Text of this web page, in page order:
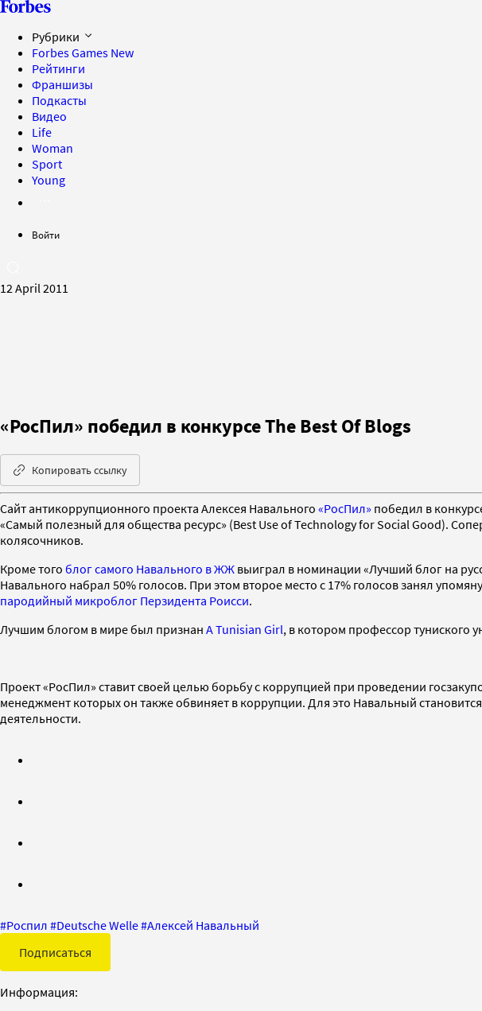
Рубрики
Forbes Games New
Рейтинги
Франшизы
Подкасты
Видео
Life
Woman
Sport
Young
Войти
12 April 2011
«РосПил» победил в конкурсе The Best Of Blogs
Копировать ссылку
Сайт антикоррупционного проекта Алексея Навального «РосПил» победил в
«Самый полезный для общества ресурс» (Best Use of Technology for Social Good).
колясочников.
Кроме того блог самого Навального в ЖЖ выиграл в номинации «Лучший блог на
Навального набрал 50% голосов. При этом второе место с 17% голосов занял
пародийный микроблог Перзидента Роисси.
Лучшим блогом в мире был признан A Tunisian Girl, в котором профессор туниского
Проект «РосПил» ставит своей целью борьбу с коррупцией при проведении
менеджмент которых он также обвиняет в коррупции. Для это Навальный
деятельности.
#Роспил #Deutsche Welle#Алексей Навальный
Подписаться
Информация: